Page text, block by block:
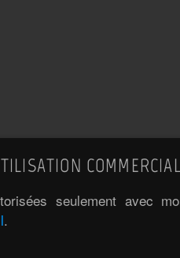
seulement avec
.